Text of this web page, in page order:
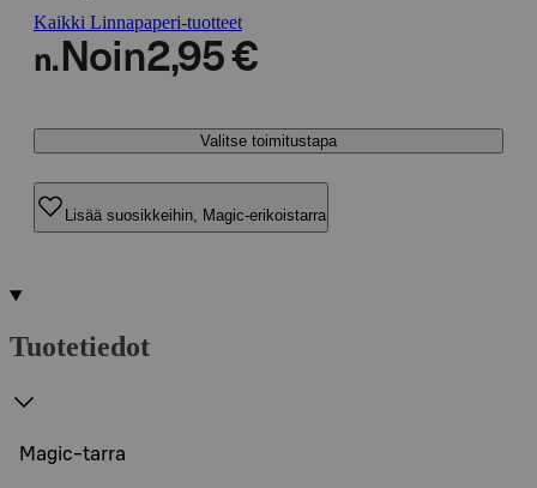
Kaikki Linnapaperi-tuotteet
n. Noin2,95 €
Valitse toimitustapa
Lisää suosikkeihin, Magic-erikoistarra
Tuotetiedot
Magic-tarra